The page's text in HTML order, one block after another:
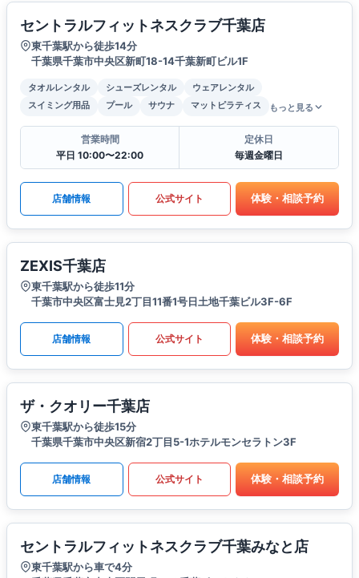
セントラルフィットネスクラブ千葉店
東千葉駅から徒歩14分
千葉県千葉市中央区新町18-14千葉新町ビル1F
タオルレンタル シューズレンタル
ウェアレンタル
スイミング用品
プール サウナ マットピラティス もっと見る
営業時間
平日 10:00〜22:00
定休日
毎週金曜日
店舗情報 公式サイト 体験・相談予約
ZEXIS千葉店
東千葉駅から徒歩11分
千葉市中央区富士見2丁目11番1号日土地千葉ビル3F-6F
店舗情報 公式サイト 体験・相談予約
ザ・クオリー千葉店
東千葉駅から徒歩15分
千葉県千葉市中央区新宿2丁目5-1ホテルモンセラトン3F
店舗情報 公式サイト 体験・相談予約
セントラルフィットネスクラブ千葉みなと店
東千葉駅から車で4分